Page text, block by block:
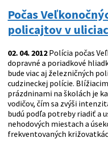
Počas
policajtov v
02. 04. 2012 Polícia počas
dopravné a poriadkové
bude viac aj železničných
cudzineckej polície.
prázdninami na školách je
vodičov, čím sa zvýši
budú podľa potreby riadiť a
nehodových miestach a
frekventovaných